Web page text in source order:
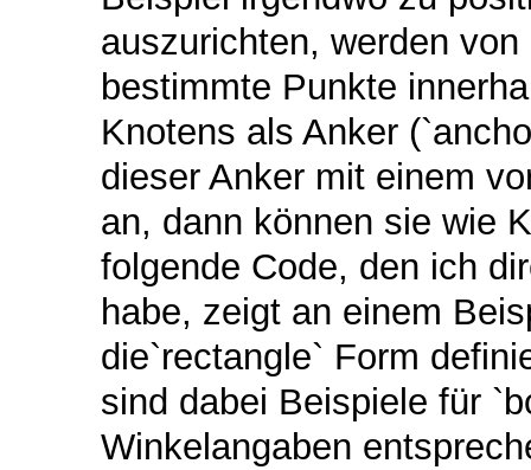
auszurichten, werden
bestimmte Punkte
Knotens als Anker
dieser Anker mit einem
an, dann können sie wie
folgende Code, den ich
habe, zeigt an einem
die`rectangle` Form
sind dabei Beispiele für
Winkelangaben